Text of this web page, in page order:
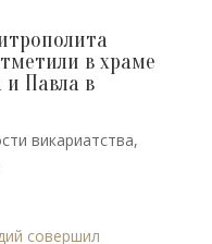
в храме
и Павла в
викариатства,